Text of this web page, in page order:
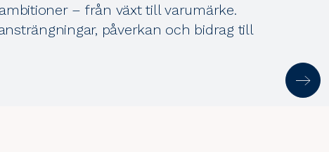
– från växt till varumärke.
påverkan och bidrag till